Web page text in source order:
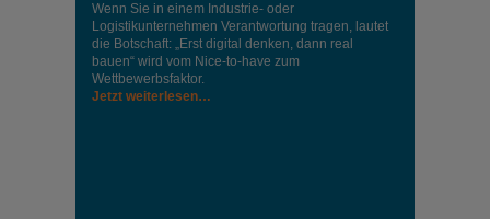
Wenn Sie in einem Industrie‑ oder
Logistikunternehmen Verantwortung tragen, lautet
die Botschaft: „Erst digital denken, dann real
bauen“ wird vom Nice‑to‑have zum
Wettbewerbsfaktor.
Jetzt weiterlesen…